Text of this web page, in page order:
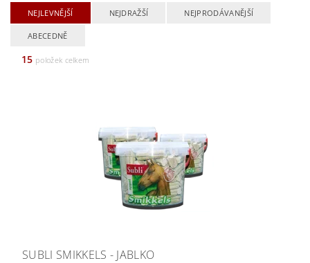
NEJLEVNĚJŠÍ NEJDRAŽŠÍ NEJPRODÁVANĚJŠÍ
ABECEDNĚ
15 položek celkem
SUBLI SMIKKELS - JABLKO